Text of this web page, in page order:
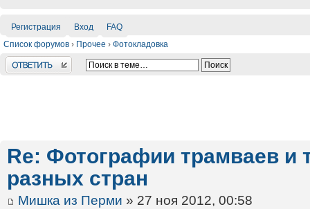
Регистрация Вход
FAQ
Список форумов › Прочее › Фотокладовка
Ответить
Re: Фотографии трамваев и
разных стран
Мишка из Перми » 27 ноя 2012, 00:58